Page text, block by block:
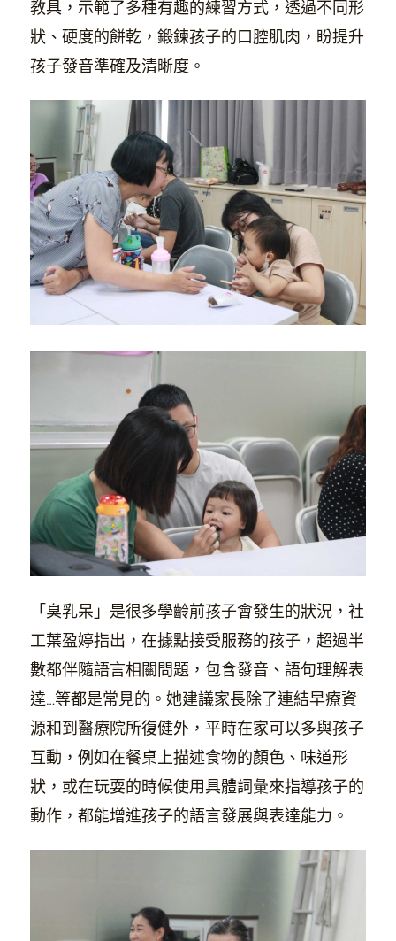
教具，示範了多種有趣的練習方式，透過不同形
狀、硬度的餅乾，鍛鍊孩子的口腔肌肉，盼提升
孩子發音準確及清晰度。
「臭乳呆」是很多學齡前孩子會發生的狀況，社
工葉盈婷指出，在據點接受服務的孩子，超過半
數都伴隨語言相關問題，包含發音、語句理解表
達…等都是常見的。她建議家長除了連結早療資
源和到醫療院所復健外，平時在家可以多與孩子
互動，例如在餐桌上描述食物的顏色、味道形
狀，或在玩耍的時候使用具體詞彙來指導孩子的
動作，都能增進孩子的語言發展與表達能力。